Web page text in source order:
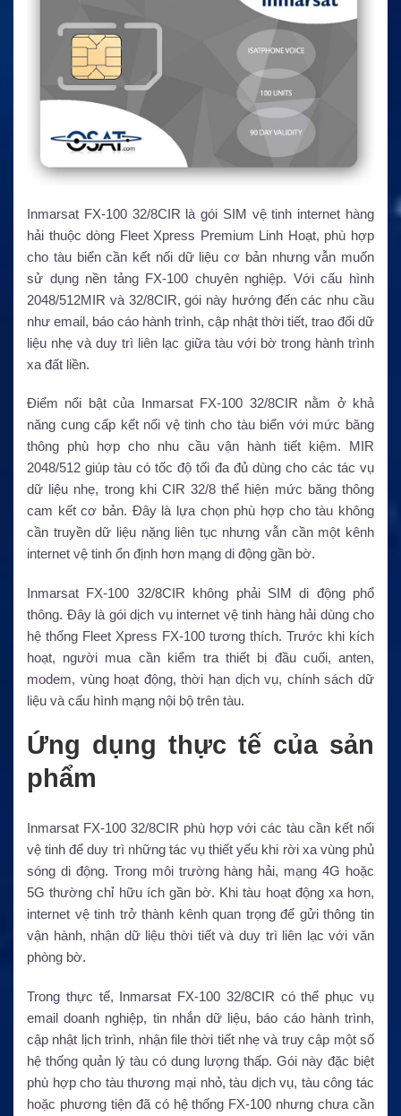
Inmarsat FX-100 32/8CIR là gói SIM vệ tinh internet hàng
hải thuộc dòng Fleet Xpress Premium Linh Hoạt, phù hợp
cho tàu biển cần kết nối dữ liệu cơ bản nhưng vẫn muốn
sử dụng nền tảng FX-100 chuyên nghiệp. Với cấu hình
2048/512MIR và 32/8CIR, gói này hướng đến các nhu cầu
như email, báo cáo hành trình, cập nhật thời tiết, trao đổi dữ
liệu nhẹ và duy trì liên lạc giữa tàu với bờ trong hành trình
xa đất liền.
Điểm nổi bật của Inmarsat FX-100 32/8CIR nằm ở khả
năng cung cấp kết nối vệ tinh cho tàu biển với mức băng
thông phù hợp cho nhu cầu vận hành tiết kiệm. MIR
2048/512 giúp tàu có tốc độ tối đa đủ dùng cho các tác vụ
dữ liệu nhẹ, trong khi CIR 32/8 thể hiện mức băng thông
cam kết cơ bản. Đây là lựa chọn phù hợp cho tàu không
cần truyền dữ liệu nặng liên tục nhưng vẫn cần một kênh
internet vệ tinh ổn định hơn mạng di động gần bờ.
Inmarsat FX-100 32/8CIR không phải SIM di động phổ
thông. Đây là gói dịch vụ internet vệ tinh hàng hải dùng cho
hệ thống Fleet Xpress FX-100 tương thích. Trước khi kích
hoạt, người mua cần kiểm tra thiết bị đầu cuối, anten,
modem, vùng hoạt động, thời hạn dịch vụ, chính sách dữ
liệu và cấu hình mạng nội bộ trên tàu.
Ứng dụng thực tế của sản
phẩm
Inmarsat FX-100 32/8CIR phù hợp với các tàu cần kết nối
vệ tinh để duy trì những tác vụ thiết yếu khi rời xa vùng phủ
sóng di động. Trong môi trường hàng hải, mạng 4G hoặc
5G thường chỉ hữu ích gần bờ. Khi tàu hoạt động xa hơn,
internet vệ tinh trở thành kênh quan trọng để gửi thông tin
vận hành, nhận dữ liệu thời tiết và duy trì liên lạc với văn
phòng bờ.
Trong thực tế, Inmarsat FX-100 32/8CIR có thể phục vụ
email doanh nghiệp, tin nhắn dữ liệu, báo cáo hành trình,
cập nhật lịch trình, nhận file thời tiết nhẹ và truy cập một số
hệ thống quản lý tàu có dung lượng thấp. Gói này đặc biệt
phù hợp cho tàu thương mại nhỏ, tàu dịch vụ, tàu công tác
hoặc phương tiện đã có hệ thống FX-100 nhưng chưa cần